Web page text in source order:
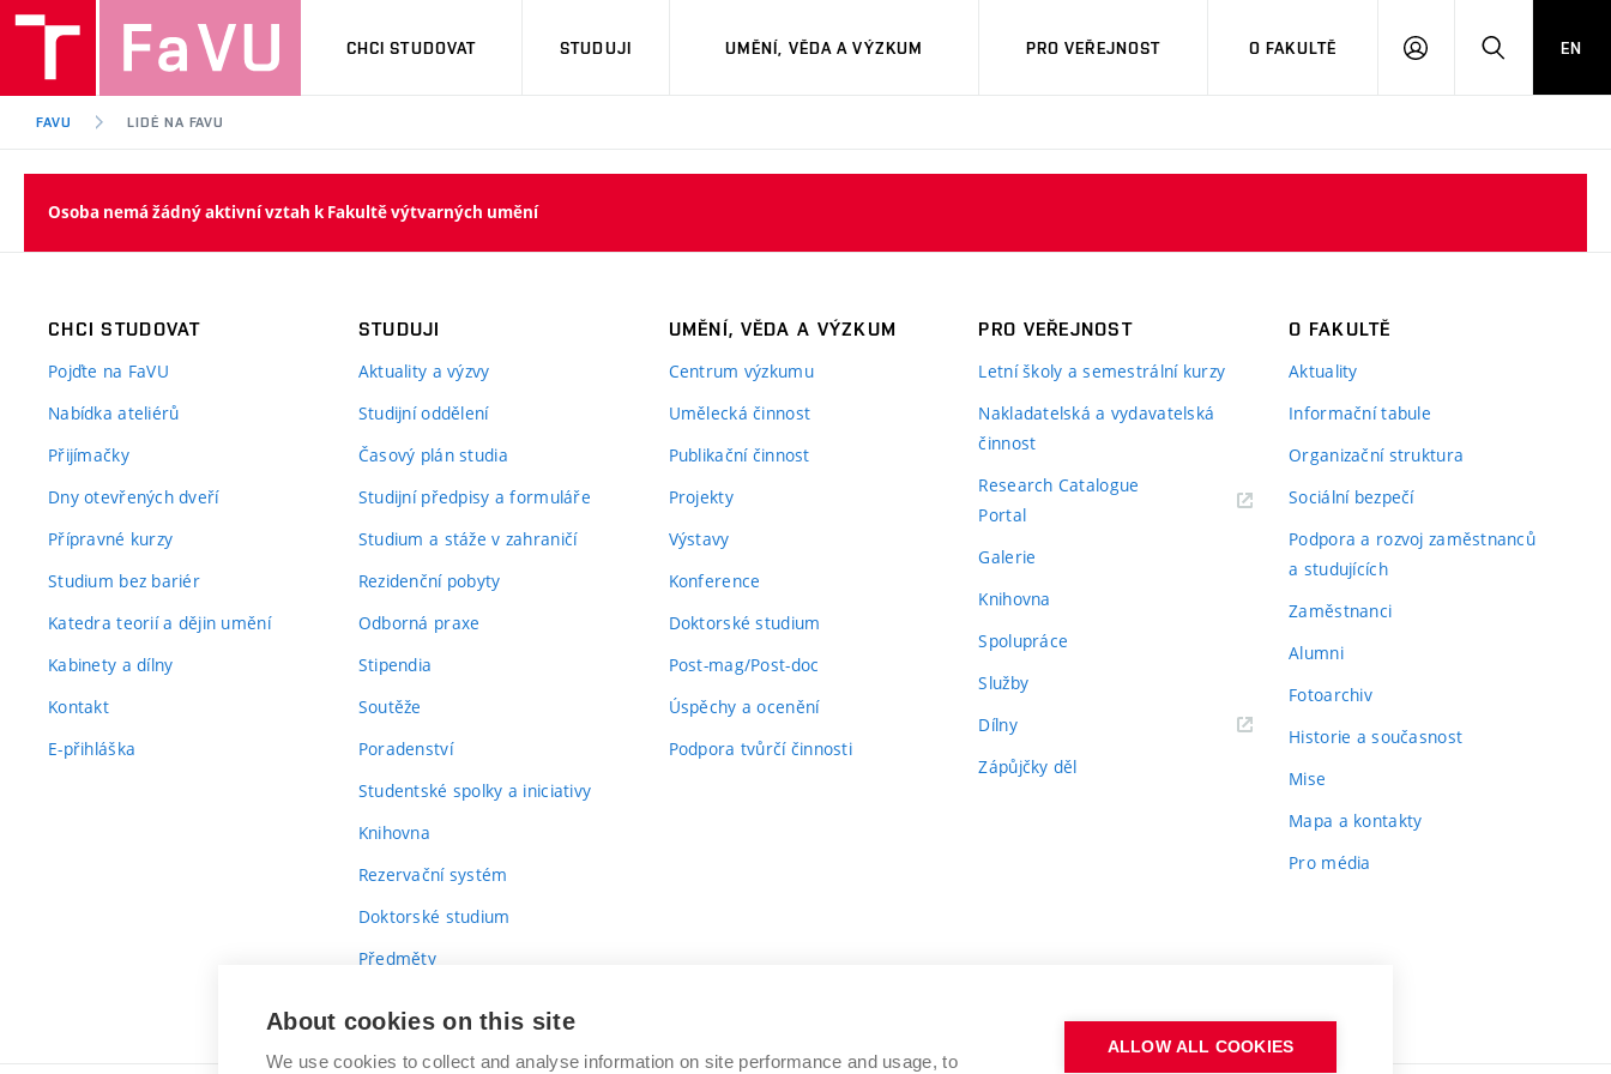
CHCI STUDOVAT STUDUJI UMĚNÍ, VĚDA A VÝZKUM PRO VEŘEJNOST O FAKULTĚ
PŘIHLÁSITHLEDAT
EN
FAVU LIDÉ NA FAVU
Osoba nemá žádný aktivní vztah k Fakultě výtvarných umění
CHCI STUDOVAT
Pojďte na FaVU
Nabídka ateliérů
Přijímačky
Dny otevřených dveří
Přípravné kurzy
Studium bez bariér
Katedra teorií a dějin umění
Kabinety a dílny
Kontakt
E-přihláška
STUDUJI
Aktuality a výzvy
Studijní oddělení
Časový plán studia
Studijní předpisy a formuláře
Studium a stáže v zahraničí
Rezidenční pobyty
Odborná praxe
Stipendia
Soutěže
Poradenství
Studentské spolky a iniciativy
Knihovna
Rezervační systém
Doktorské studium
Předměty
UMĚNÍ, VĚDA A VÝZKUM
Centrum výzkumu
Umělecká činnost
Publikační činnost
Projekty
Výstavy
Konference
Doktorské studium
Post-mag/Post-doc
Úspěchy a ocenění
Podpora tvůrčí činnosti
PRO VEŘEJNOST
Letní školy a semestrální kurzy
Nakladatelská a vydavatelská
činnost
Research Catalogue
Portal
Galerie
Knihovna
Spolupráce
Služby
Dílny
Zápůjčky děl
O FAKULTĚ
Aktuality
Informační tabule
Organizační struktura
Sociální bezpečí
Podpora a rozvoj zaměstnanců
a studujících
Zaměstnanci
Alumni
Fotoarchiv
Historie a současnost
Mise
Mapa a kontakty
Pro média
About cookies on this site
We use cookies to collect and analyse information on site performance and usage, to
ALLOW ALL COOKIES